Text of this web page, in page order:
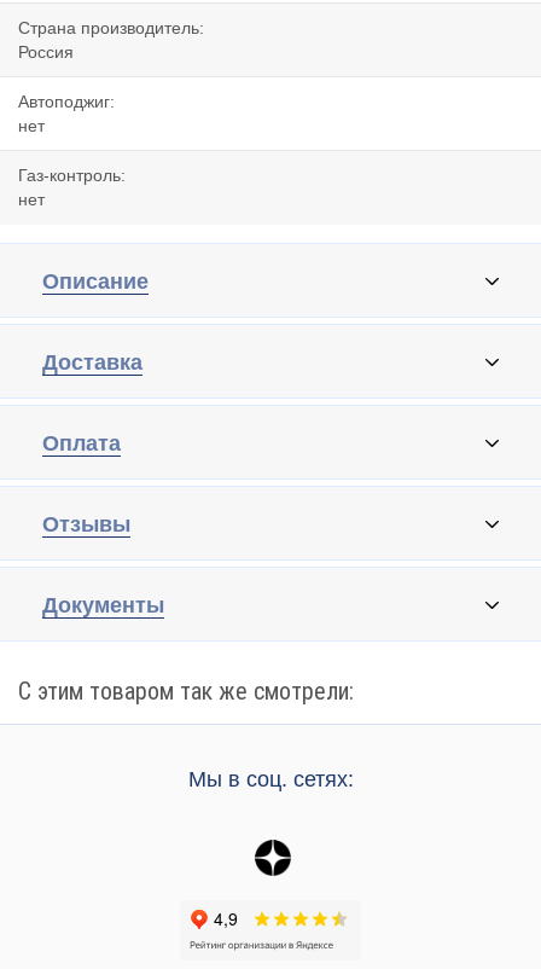
Страна производитель:
Россия
Автоподжиг:
нет
Газ-контроль:
нет
Описание
Доставка
Оплата
Отзывы
Документы
С этим товаром так же смотрели:
Мы в соц. сетях: